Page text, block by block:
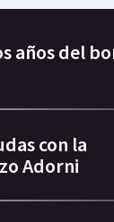
años del
con la
Adorni